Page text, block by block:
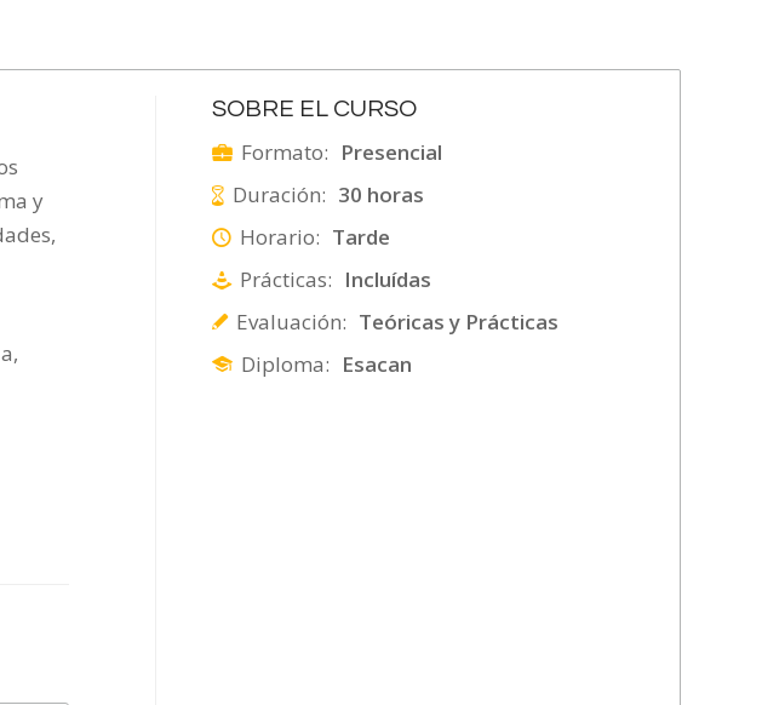
y
SOBRE EL CURSO
Formato: Presencial
Duración: 30 horas
Horario: Tarde
Prácticas: Incluídas
Evaluación: Teóricas y Prácticas
Diploma: Esacan